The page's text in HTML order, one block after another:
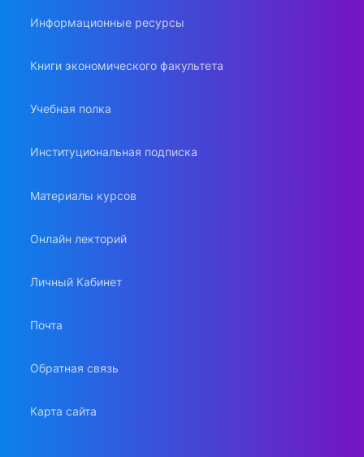
Информационные ресурсы
Книги экономического факультета
Учебная полка
Институциональная подписка
Материалы курсов
Онлайн лекторий
Личный Кабинет
Почта
Обратная связь
Карта сайта